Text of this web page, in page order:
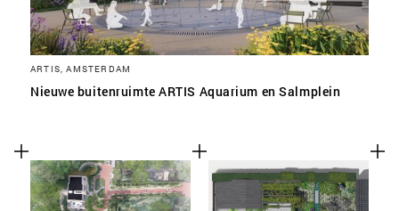
ARTIS, AMSTERDAM
Nieuwe buitenruimte ARTIS Aquarium en Salmplein